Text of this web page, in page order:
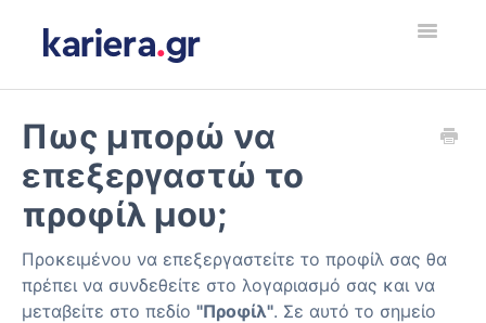
Toggle
Υποψήφιος Εργαζόμενος
Employer
Jobseeker
Πως μπορώ να
επεξεργαστώ το
προφίλ μου;
Προκειμένου να επεξεργαστείτε το προφίλ σας θα
πρέπει να συνδεθείτε στο λογαριασμό σας και να
μεταβείτε στο πεδίο "Προφίλ". Σε αυτό το σημείο